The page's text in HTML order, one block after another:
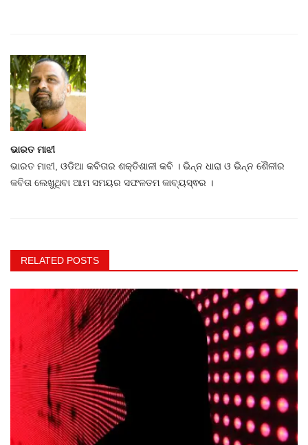
ଭାରତ ମାଝୀ
ଭାରତ ମାଝୀ, ଓଡିଆ କବିତାର ଶକ୍ତିଶାଳୀ କବି । ଭିନ୍ନ ଧାରା ଓ ଭିନ୍ନ ଶୈଳୀର
କବିତା ଲେଖୁଥିବା ଆମ ସମୟର ସଫଳତମ କାବ୍ୟସ୍ଵର ।
RELATED POSTS